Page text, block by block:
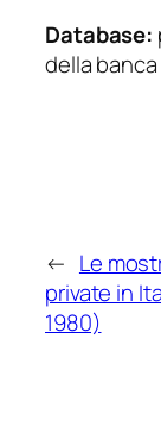
Database:
della
← Le
private in
1980)